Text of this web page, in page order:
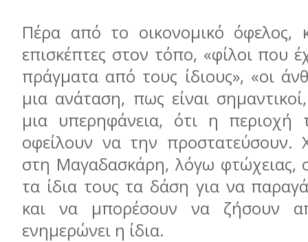
Πέρα από το οικονομικό όφελος,
επισκέπτες στον τόπο, «φίλοι που
πράγματα από τους ίδιους», «οι
μια ανάταση, πως είναι
μια υπερηφάνεια, ότι η περιοχή
οφείλουν να την προστατεύσουν.
στη Μαγαδασκάρη, λόγω φτώχειας,
τα ίδια τους τα δάση για να
και να μπορέσουν να ζήσουν
ενημερώνει η ίδια.